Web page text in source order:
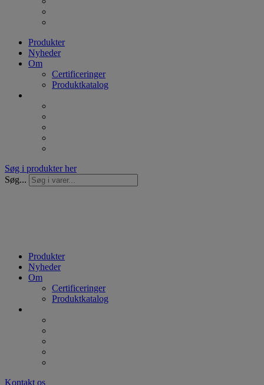
Produkter
Nyheder
Om
Certificeringer
Produktkatalog
Søg i produkter her
Søg...
Produkter
Nyheder
Om
Certificeringer
Produktkatalog
Kontakt os